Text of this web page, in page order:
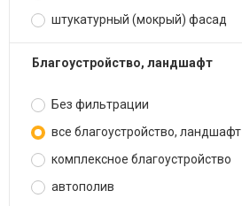
штукатурный (мокрый) фасад
благоустройство, ландшафт
Без фильтрации
все благоустройство, ландшафт
комплексное благоустройство
автополив